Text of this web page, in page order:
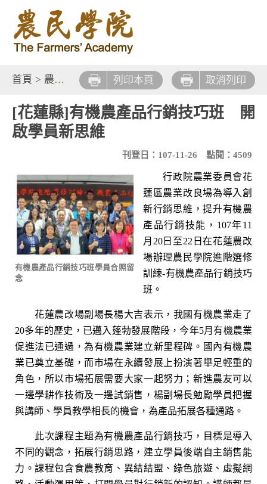
首頁 > 農業新知 > 課程快報 取消列印
列印本頁
[花蓮縣]有機農產品行銷技巧班 開
啟學員新思維
刊登日：107-11-26 點閱：4509
有機農產品行銷技巧班學員合照留
念
行政院農業委員會花
蓮區農業改良場為導入創
新行銷思維，提升有機農
產品行銷技能，107年11
月20日至22日在花蓮農改
場辦理農民學院進階選修
訓練-有機農產品行銷技巧
班。
花蓮農改場副場長楊大吉表示，我國有機農業走了
20多年的歷史，已邁入蓬勃發展階段，今年5月有機農業
促進法已通過，為有機農業建立新里程碑。國內有機農
業已奠立基礎，而市場在永續發展上扮演著舉足輕重的
角色，所以市場拓展需要大家一起努力；新進農友可以
一邊學耕作技術及一邊試銷售，楊副場長勉勵學員把握
與講師、學員教學相長的機會，為產品拓展各種通路。
此次課程主題為有機農產品行銷技巧，目標是導入
不同的觀念，拓展行銷思路，建立學員後端自主銷售能
力。課程包含食農教育、異結結盟、綠色旅遊、虛擬網